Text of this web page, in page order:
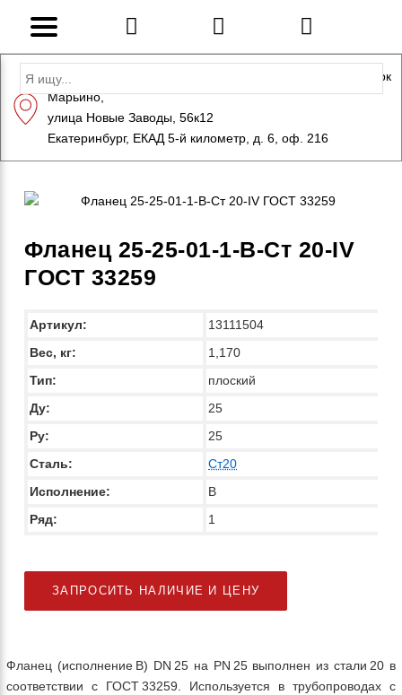
+7 (812) 600-10-15
info@eversteel.ru
Адрес: Санкт-Петербург, Петергоф, Индустриальный парк
Марьино,
улица Новые Заводы, 56к12
Екатеринбург, ЕКАД 5-й километр, д. 6, оф. 216
ЗАКАЗАТЬ ЗВОНОК
Фланец 25-25-01-1-B-Ст 20-IV
ГОСТ 33259
Артикул:
13111504
Вес, кг:
1,170
Тип:
плоский
Ду:
25
Ру:
25
Сталь:
Ст20
Исполнение:
В
Ряд:
1
ЗАПРОСИТЬ НАЛИЧИЕ И ЦЕНУ
Фланец (исполнение B) DN 25 на PN 25 выполнен из стали 20 в
соответствии с ГОСТ 33259. Используется в трубопроводах с